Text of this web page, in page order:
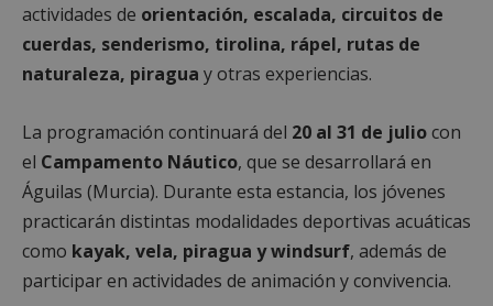
actividades de orientación, escalada, circuitos de
cuerdas, senderismo, tirolina, rápel, rutas de
naturaleza, piragua y otras experiencias.
La programación continuará del 20 al 31 de juliocon
el Campamento Náutico, que se desarrollará en
Águilas (Murcia). Durante esta estancia, los jóvenes
practicarán distintas modalidades deportivas acuáticas
como kayak, vela, piragua y windsurf, además de
participar en actividades de animación y convivencia.